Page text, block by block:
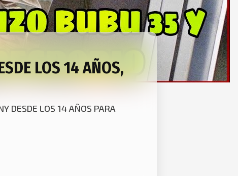
LOS 14 AÑOS,
DESDE LOS 14 AÑOS PARA